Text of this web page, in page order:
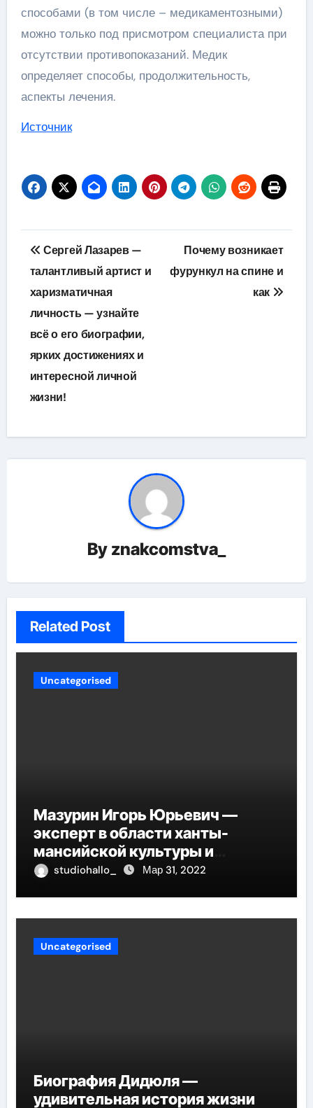
способами (в том числе – медикаментозными)
можно только под присмотром специалиста при
отсутствии противопоказаний. Медик
определяет способы, продолжительность,
аспекты лечения.
Источник
Навигация
по
записям
Сергей Лазарев —
талантливый артист и
харизматичная
личность — узнайте
всё о его биографии,
ярких достижениях и
интересной личной
жизни!
Почему возникает
фурункул на спине и
как
By znakcomstva_
Related Post
Uncategorised
Мазурин Игорь Юрьевич —
эксперт в области ханты-
мансийской культуры и
искусства, рассказываем о его
studiohallo_ Мар 31, 2022
Uncategorised
Биография Дидюля —
удивительная история жизни